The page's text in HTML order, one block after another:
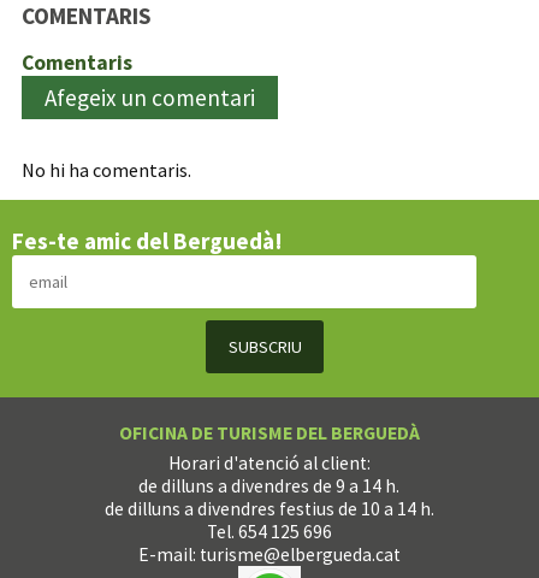
COMENTARIS
Comentaris
Afegeix un comentari
No hi ha comentaris.
Fes-te amic del Berguedà!
OFICINA DE TURISME DEL BERGUEDÀ
Horari d'atenció al client:
de dilluns a divendres de 9 a 14 h.
de dilluns a divendres festius de 10 a 14 h.
Tel. 654 125 696
E-mail: turisme@elbergueda.cat